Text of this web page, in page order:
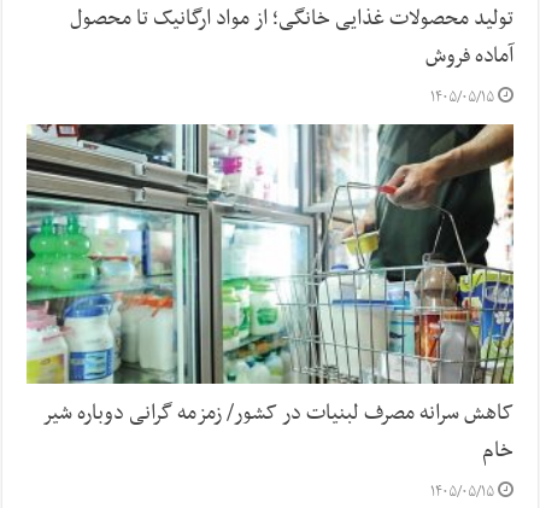
تولید محصولات غذایی خانگی؛ از مواد ارگانیک تا محصول
آماده فروش
۱۴۰۵/۰۵/۱۵
کاهش سرانه مصرف لبنیات در کشور/ زمزمه گرانی دوباره شیر
خام
۱۴۰۵/۰۵/۱۵